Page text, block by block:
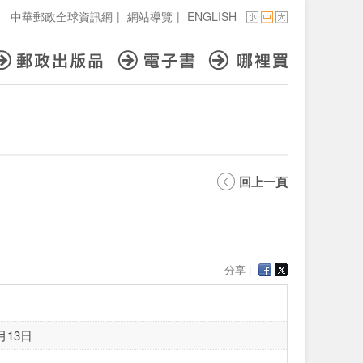
中華郵政全球資訊網 | 網站導覽 | ENGLISH
回上一頁
分享 |
13日